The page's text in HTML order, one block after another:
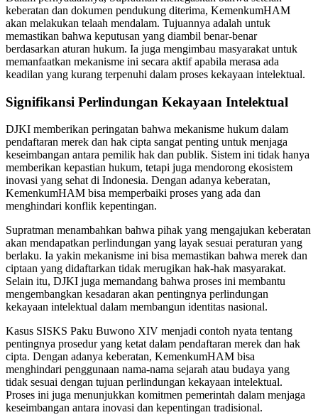
keberatan dan dokumen pendukung diterima, KemenkumHAM
akan melakukan telaah mendalam. Tujuannya adalah untuk
memastikan bahwa keputusan yang diambil benar-benar
berdasarkan aturan hukum. Ia juga mengimbau masyarakat untuk
memanfaatkan mekanisme ini secara aktif apabila merasa ada
keadilan yang kurang terpenuhi dalam proses kekayaan intelektual.
Signifikansi Perlindungan Kekayaan Intelektual
DJKI memberikan peringatan bahwa mekanisme hukum dalam
pendaftaran merek dan hak cipta sangat penting untuk menjaga
keseimbangan antara pemilik hak dan publik. Sistem ini tidak hanya
memberikan kepastian hukum, tetapi juga mendorong ekosistem
inovasi yang sehat di Indonesia. Dengan adanya keberatan,
KemenkumHAM bisa memperbaiki proses yang ada dan
menghindari konflik kepentingan.
Supratman menambahkan bahwa pihak yang mengajukan keberatan
akan mendapatkan perlindungan yang layak sesuai peraturan yang
berlaku. Ia yakin mekanisme ini bisa memastikan bahwa merek dan
ciptaan yang didaftarkan tidak merugikan hak-hak masyarakat.
Selain itu, DJKI juga memandang bahwa proses ini membantu
mengembangkan kesadaran akan pentingnya perlindungan
kekayaan intelektual dalam membangun identitas nasional.
Kasus SISKS Paku Buwono XIV menjadi contoh nyata tentang
pentingnya prosedur yang ketat dalam pendaftaran merek dan hak
cipta. Dengan adanya keberatan, KemenkumHAM bisa
menghindari penggunaan nama-nama sejarah atau budaya yang
tidak sesuai dengan tujuan perlindungan kekayaan intelektual.
Proses ini juga menunjukkan komitmen pemerintah dalam menjaga
keseimbangan antara inovasi dan kepentingan tradisional.